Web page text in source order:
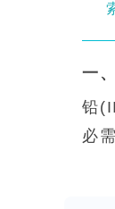
一
铅
必
起